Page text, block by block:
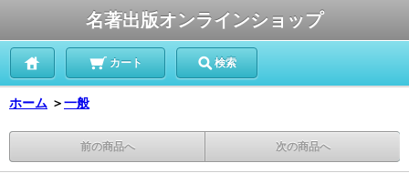
名著出版オンラインショップ
カート 検索
ホーム ＞一般
前の商品へ 次の商品へ